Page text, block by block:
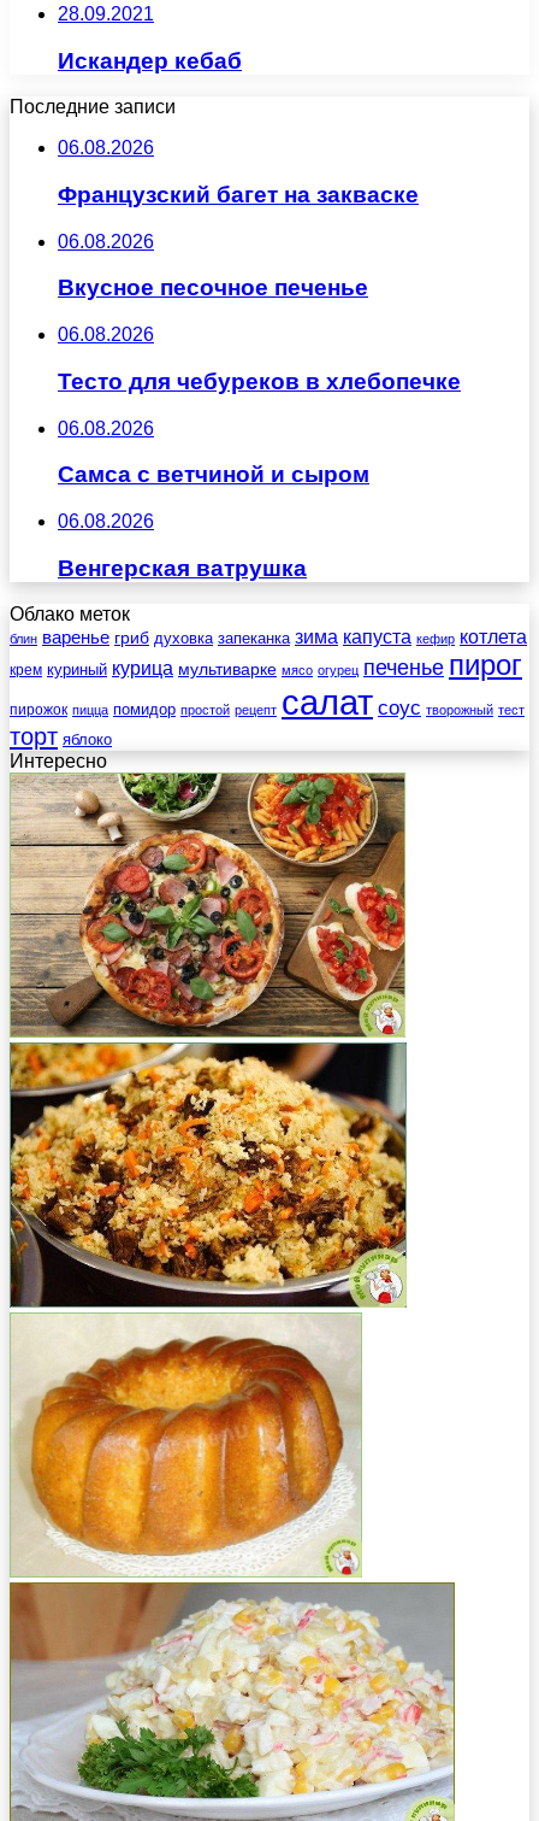
28.09.2021
Искандер кебаб
Последние записи
06.08.2026
Французский багет на закваске
06.08.2026
Вкусное песочное печенье
06.08.2026
Тесто для чебуреков в хлебопечке
06.08.2026
Самса с ветчиной и сыром
06.08.2026
Венгерская ватрушка
Облако меток
блин варенье гриб духовка запеканка зима капуста кефир котлета
крем куриный курица мультиварке мясо огурец печенье пирог
пирожок пицца помидор простой рецепт салат соус творожный тест
торт яблоко
Интересно